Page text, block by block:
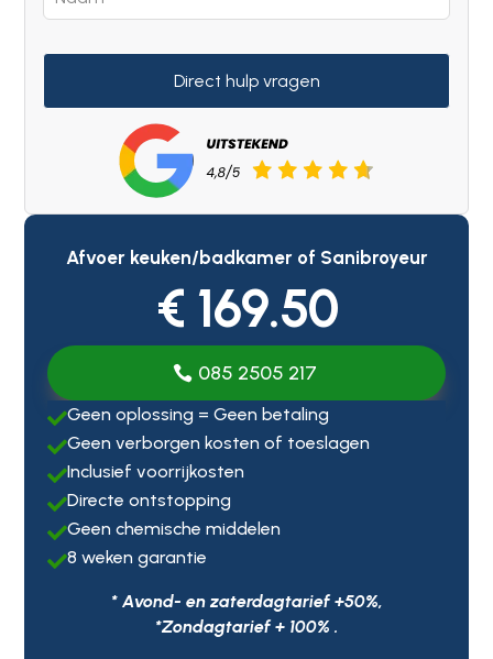
Direct hulp vragen
Afvoer keuken/badkamer of Sanibroyeur
€ 169.50
085 2505 217
Geen oplossing = Geen betaling
Geen verborgen kosten of toeslagen
Inclusief voorrijkosten
Directe ontstopping
Geen chemische middelen
8 weken garantie
* Avond- en zaterdagtarief +50%,
*Zondagtarief + 100% .